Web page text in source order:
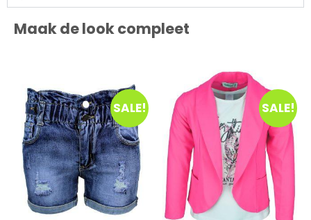
Maak de look compleet
SALE! SALE!